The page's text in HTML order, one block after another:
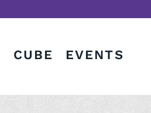
CUBE EVENTS